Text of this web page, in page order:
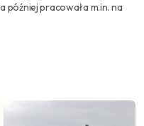
później pracowała m.in. na